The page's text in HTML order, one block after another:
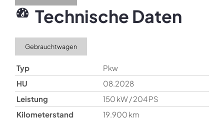
Technische Daten
Gebrauchtwagen
Typ
Pkw
HU
08.2028
Leistung
150 kW / 204 PS
Kilometerstand
19.900 km